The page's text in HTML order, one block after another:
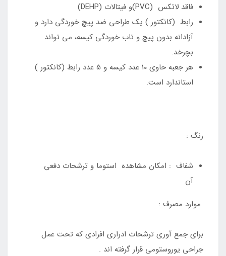
فاقد لاتکس (PVC)و فیتالات (DEHP)
رابط (کانکتور ) یک طراحی ضد پیچ خوردگی دارد و
آزادانه بدون پیچ و تاب خوردگی کیسه، می تواند
بچرخد.
هر جعبه حاوی 10 عدد کیسه و 5 عدد رابط (کانکتور )
استاندارد است.
رنگ :
شفاف : امکان مشاهده استوما و ترشحات دفعی
آن
موارد مصرف :
برای جمع آوری ترشحات ادراری افرادی که تحت عمل
جراحی یوروستومی قرار گرفته اند .